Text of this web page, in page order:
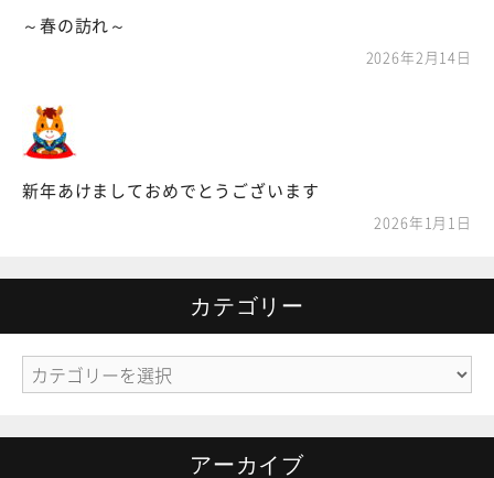
～春の訪れ～
2026年2月14日
新年あけましておめでとうございます
2026年1月1日
カテゴリー
カ
テ
ゴ
アーカイブ